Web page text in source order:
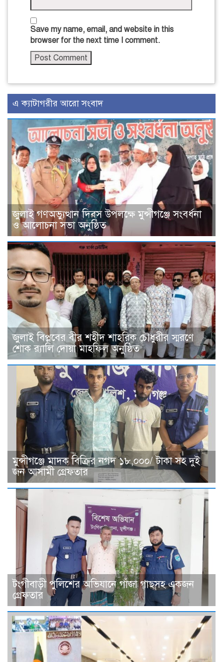
Save my name, email, and website in this
browser for the next time I comment.
এ ক্যাটাগরীর আরো সংবাদ
জুলাই গণঅভ্যুত্থান দিবস উপলক্ষে মুন্সীগঞ্জে সংবর্ধনা
ও আলোচনা সভা অনুষ্ঠিত
জুলাই বিপ্লবের বীর শহীদ শাহরিক চৌধুরীর স্মরণে
শোক র‍্যালি দোয়া মাহফিল অনুষ্ঠিত
মুন্সীগঞ্জে মাদক বিক্রির নগদ ১৮,০০০/ টাকা সহ দুই
জন আসামী গ্রেফতার
টংগীবাড়ী পুলিশের অভিযানে গাঁজা গাছসহ একজন
গ্রেফতার